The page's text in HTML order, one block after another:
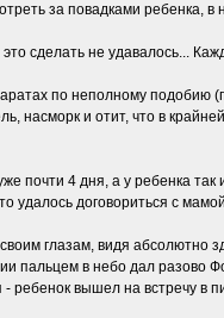
за повадками ребенка,
сделать не удавалось...
по неполному подобию
насморк и отит, что в
почти 4 дня, а у ребенка
удалось договориться с
глазам, видя абсолютно
пальцем в небо дал разово
ребенок вышел на встречу в